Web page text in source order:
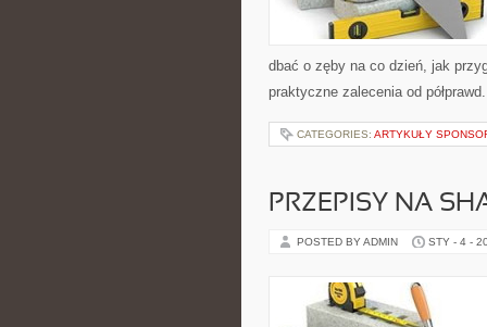
dbać o zęby na co dzień, jak
praktyczne zalecenia od
CATEGORIES: ARTYKUŁY
PRZEPISY NA
POSTED BY ADMIN STY - 4 -